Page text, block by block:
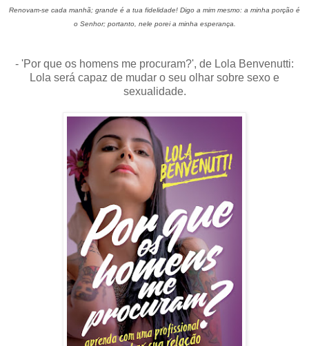
Renovam-se cada manhã; grande é a tua fidelidade! Digo a mim mesmo: a minha porção é
o Senhor; portanto, nele porei a minha esperança.
- 'Por que os homens me procuram?', de Lola Benvenutti:
Lola será capaz de mudar o seu olhar sobre sexo e
sexualidade.